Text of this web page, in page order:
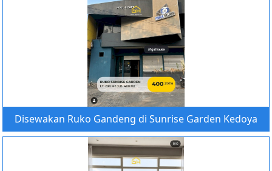
Disewakan Ruko Gandeng di Sunrise Garden Kedoya